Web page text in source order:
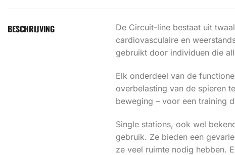
BESCHRIJVING
De Circuit-line bestaat uit
cardiovasculaire en
gebruikt door individuen die
Elk onderdeel van de
overbelasting van de spieren
beweging – voor een training
Single stations, ook wel
gebruik. Ze bieden een
ze veel ruimte nodig hebben.